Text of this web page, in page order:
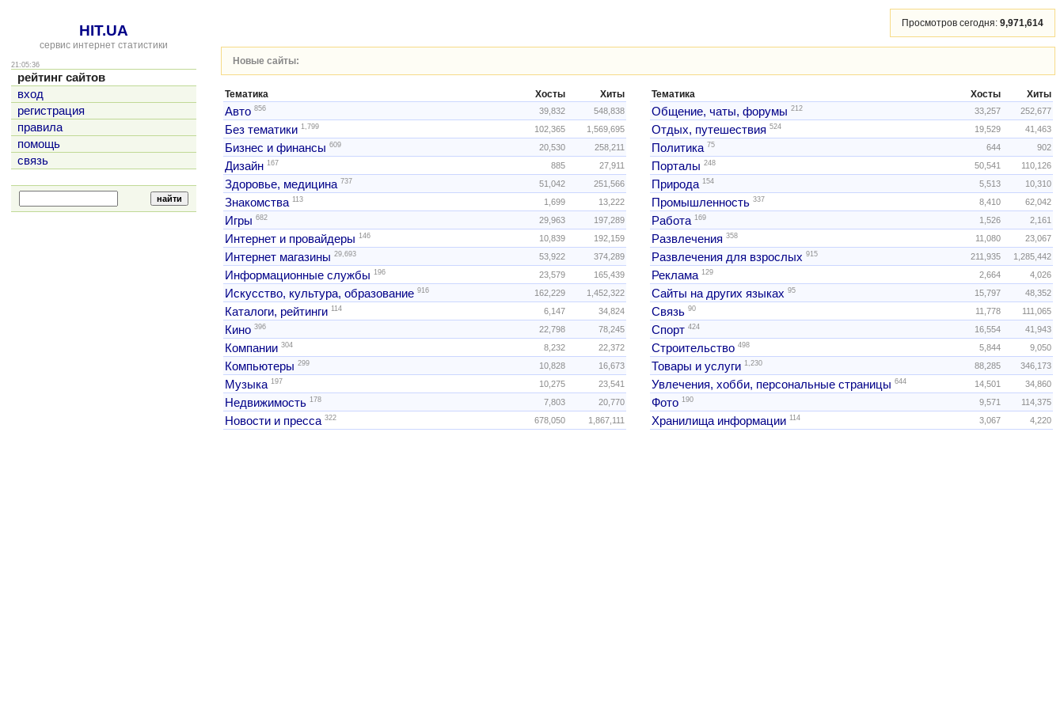
HIT.UA
сервис интернет статистики
21:05:36
рейтинг сайтов
вход
регистрация
правила
помощь
связь
Просмотров сегодня: 9,971,614
Новые сайты:
Тематика Хосты Хиты
Авто 856 39,832 548,838
Без тематики 1,799 102,365 1,569,695
Бизнес и финансы 609 20,530 258,211
Дизайн 167 885 27,911
Здоровье, медицина 737 51,042 251,566
Знакомства 113 1,699 13,222
Игры 682 29,963 197,289
Интернет и провайдеры 146 10,839 192,159
Интернет магазины 29,693 53,922 374,289
Информационные службы 196 23,579 165,439
Искусство, культура, образование 916 162,229 1,452,322
Каталоги, рейтинги 114 6,147 34,824
Кино 396 22,798 78,245
Компании 304 8,232 22,372
Компьютеры 299 10,828 16,673
Музыка 197 10,275 23,541
Недвижимость 178 7,803 20,770
Новости и пресса 322 678,050 1,867,111
Тематика Хосты Хиты
Общение, чаты, форумы 212 33,257 252,677
Отдых, путешествия 524 19,529 41,463
Политика 75 644 902
Порталы 248 50,541 110,126
Природа 154 5,513 10,310
Промышленность 337 8,410 62,042
Работа 169 1,526 2,161
Развлечения 358 11,080 23,067
Развлечения для взрослых 915 211,935 1,285,442
Реклама 129 2,664 4,026
Сайты на других языках 95 15,797 48,352
Связь 90 11,778 111,065
Спорт 424 16,554 41,943
Строительство 498 5,844 9,050
Товары и услуги 1,230 88,285 346,173
Увлечения, хобби, персональные страницы 644 14,501 34,860
Фото 190 9,571 114,375
Хранилища информации 114 3,067 4,220